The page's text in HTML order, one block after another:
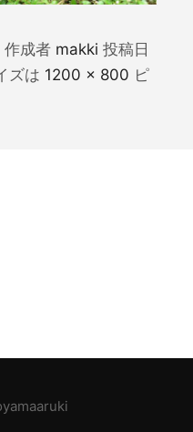
作成者 makki 投稿日
ズは 1200 × 800 ピ